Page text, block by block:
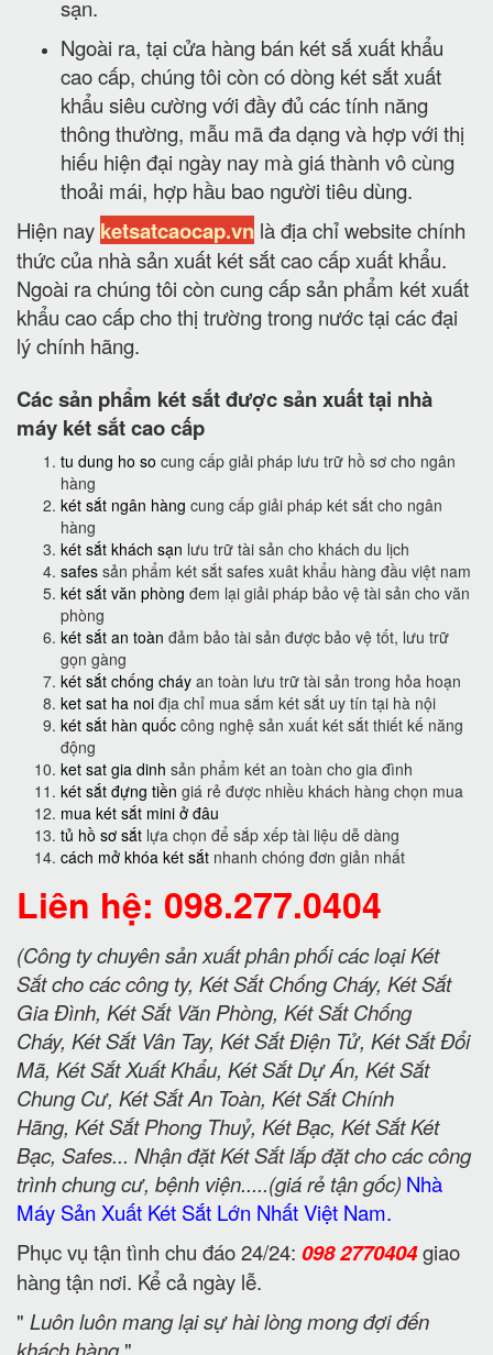
sạn.
Ngoài ra, tại cửa hàng bán két sắ xuất khẩu
cao cấp, chúng tôi còn có dòng két sắt xuất
khẩu siêu cường với đầy đủ các tính năng
thông thường, mẫu mã đa dạng và hợp với thị
hiếu hiện đại ngày nay mà giá thành vô cùng
thoải mái, hợp hầu bao người tiêu dùng.
Hiện nay ketsatcaocap.vn là địa chỉ website chính
thức của nhà sản xuất két sắt cao cấp xuất khẩu.
Ngoài ra chúng tôi còn cung cấp sản phẩm két xuất
khẩu cao cấp cho thị trường trong nước tại các đại
lý chính hãng.
Các sản phẩm két sắt được sản xuất tại nhà
máy két sắt cao cấp
tu dung ho so cung cấp giải pháp lưu trữ hồ sơ cho ngân
hàng
két sắt ngân hàng cung cấp giải pháp két sắt cho ngân
hàng
két sắt khách sạn lưu trữ tài sản cho khách du lịch
safes sản phẩm két sắt safes xuât khẩu hàng đầu việt nam
két sắt văn phòng đem lại giải pháp bảo vệ tài sản cho văn
phòng
két sắt an toàn đảm bảo tài sản được bảo vệ tốt, lưu trữ
gọn gàng
két sắt chống cháy an toàn lưu trữ tài sản trong hỏa hoạn
ket sat ha noi địa chỉ mua sắm két sắt uy tín tại hà nội
két sắt hàn quốc công nghệ sản xuất két sắt thiết kế năng
động
ket sat gia dinh sản phẩm két an toàn cho gia đình
két sắt đựng tiền giá rẻ được nhiều khách hàng chọn mua
mua két sắt mini ở đâu
tủ hồ sơ sắt lựa chọn để sắp xếp tài liệu dễ dàng
cách mở khóa két sắt nhanh chóng đơn giản nhất
Liên hệ: 098.277.0404
(Công ty chuyên sản xuất phân phối các loại Két
Sắt cho các công ty, Két Sắt Chống Cháy, Két Sắt
Gia Đình, Két Sắt Văn Phòng, Két Sắt Chống
Cháy, Két Sắt Vân Tay, Két Sắt Điện Tử, Két Sắt Đổi
Mã, Két Sắt Xuất Khẩu, Két Sắt Dự Án, Két Sắt
Chung Cư, Két Sắt An Toàn, Két Sắt Chính
Hãng, Két Sắt Phong Thuỷ, Két Bạc, Két Sắt Két
Bạc, Safes... Nhận đặt Két Sắt lắp đặt cho các công
trình chung cư, bệnh viện.....(giá rẻ tận gốc) Nhà
Máy Sản Xuất Két Sắt Lớn Nhất Việt Nam.
Phục vụ tận tình chu đáo 24/24: 098 2770404giao
hàng tận nơi. Kể cả ngày lễ.
" Luôn luôn mang lại sự hài lòng mong đợi đến